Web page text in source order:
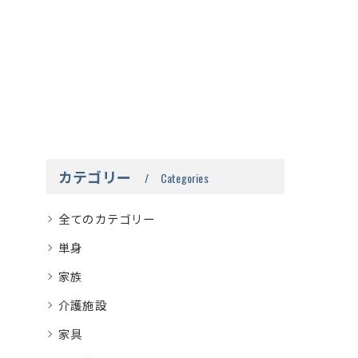
カテゴリー Categories
全てのカテゴリー
単身
家族
介護施設
家具